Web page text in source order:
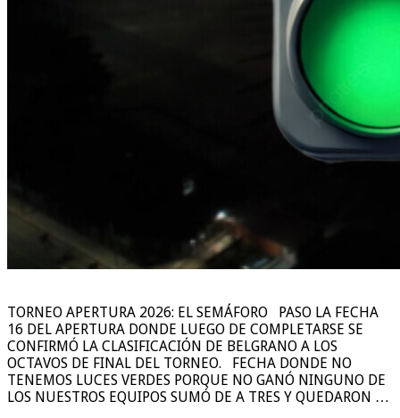
TORNEO APERTURA 2026: EL SEMÁFORO PASO LA FECHA
16 DEL APERTURA DONDE LUEGO DE COMPLETARSE SE
CONFIRMÓ LA CLASIFICACIÓN DE BELGRANO A LOS
OCTAVOS DE FINAL DEL TORNEO. FECHA DONDE NO
TENEMOS LUCES VERDES PORQUE NO GANÓ NINGUNO DE
LOS NUESTROS EQUIPOS SUMÓ DE A TRES Y QUEDARON …